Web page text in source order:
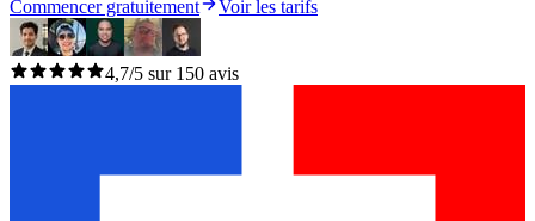
Commencer gratuitement Voir les tarifs
4,7/5 sur 150 avis